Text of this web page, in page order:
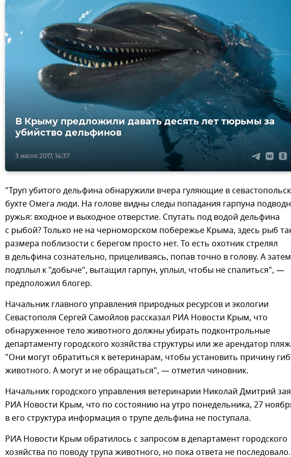
3 июля 2017, 14:37
В Крыму предложили давать десять лет тюрьмы за
убийство дельфинов
"Труп убитого дельфина обнаружили вчера гуляющие в
бухте Омега люди. На голове видны следы попадания гарпуна
ружья: входное и выходное отверстие. Спутать под водой дельфина
с рыбой? Только не на черноморском побережье Крыма, здесь рыб
размера поблизости с берегом просто нет. То есть охотник стрелял
в дельфина сознательно, прицеливаясь, попав точно в голову. А затем
подплыл к "добыче", вытащил гарпун, уплыл, чтобы не спалиться", —
предположил блогер.
Начальник главного управления природных ресурсов и экологии
Севастополя Сергей Самойлов рассказал РИА Новости Крым, что
обнаруженное тело животного должны убирать подконтрольные
департаменту городского хозяйства структуры или же арендатор
"Они могут обратиться к ветеринарам, чтобы установить причину
животного. А могут и не обращаться", — отметил чиновник.
Начальник городского управления ветеринарии Николай Дмитрий
РИА Новости Крым, что по состоянию на утро понедельника, 27
в его структура информация о трупе дельфина не поступала.
РИА Новости Крым обратилось с запросом в департамент городского
хозяйства по поводу трупа животного, но пока ответа не последовало.